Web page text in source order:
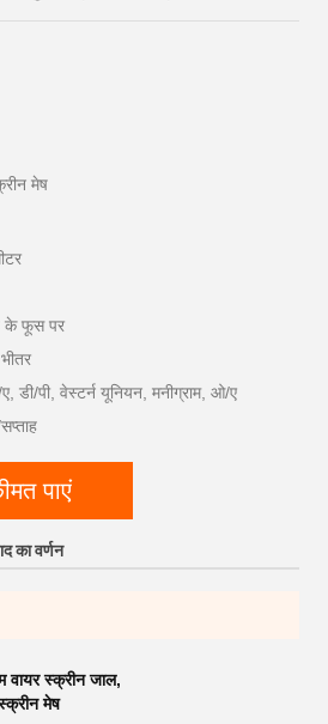
मेष
के फूस पर
डी/पी, वेस्टर्न यूनियन, मनीग्राम, ओ/ए
पाएं
का वर्णन
वायर स्क्रीन जाल,
मेष